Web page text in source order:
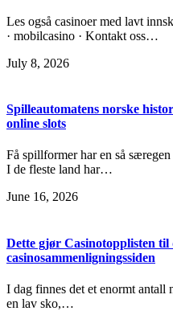
Les også casinoer med lavt
· mobilcasino · Kontakt oss…
July 8, 2026
Spilleautomatens norske
online slots
Få spillformer har en så
I de fleste land har…
June 16, 2026
Dette gjør Casinotopplisten til
casinosammenligningssiden
I dag finnes det et enormt antall
en lav sko,…